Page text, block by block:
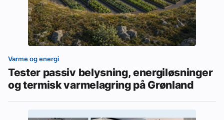
Varme og energi
Tester passiv belysning, energiløsninger
og termisk varmelagring på Grønland